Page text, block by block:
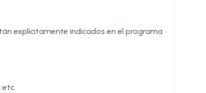
explícitamente indicados en el programa
etc.